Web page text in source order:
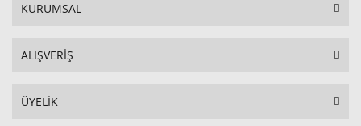
KURUMSAL
ALIŞVERİŞ
ÜYELİK